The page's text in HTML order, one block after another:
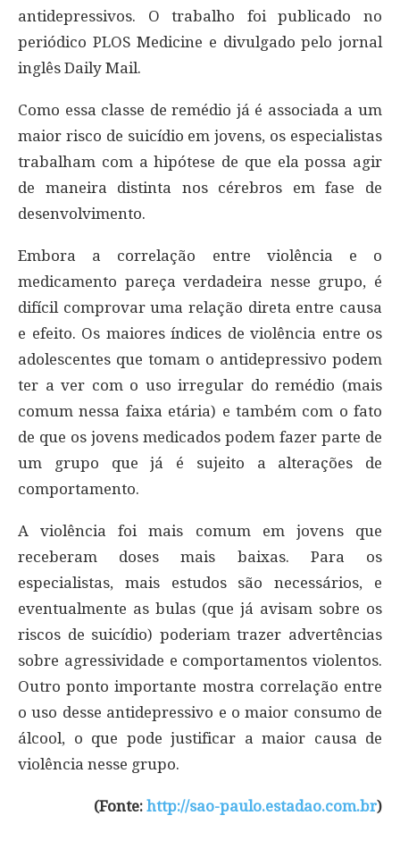
antidepressivos. O trabalho foi publicado no
periódico PLOS Medicine e divulgado pelo jornal
inglês Daily Mail.
Como essa classe de remédio já é associada a um
maior risco de suicídio em jovens, os especialistas
trabalham com a hipótese de que ela possa agir
de maneira distinta nos cérebros em fase de
desenvolvimento.
Embora a correlação entre violência e o
medicamento pareça verdadeira nesse grupo, é
difícil comprovar uma relação direta entre causa
e efeito. Os maiores índices de violência entre os
adolescentes que tomam o antidepressivo podem
ter a ver com o uso irregular do remédio (mais
comum nessa faixa etária) e também com o fato
de que os jovens medicados podem fazer parte de
um grupo que já é sujeito a alterações de
comportamento.
A violência foi mais comum em jovens que
receberam doses mais baixas. Para os
especialistas, mais estudos são necessários, e
eventualmente as bulas (que já avisam sobre os
riscos de suicídio) poderiam trazer advertências
sobre agressividade e comportamentos violentos.
Outro ponto importante mostra correlação entre
o uso desse antidepressivo e o maior consumo de
álcool, o que pode justificar a maior causa de
violência nesse grupo.
(Fonte: http://sao-paulo.estadao.com.br)